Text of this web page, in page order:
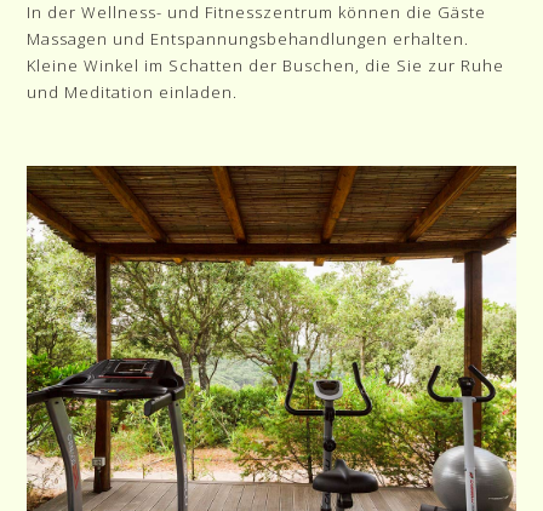
In der Wellness- und Fitnesszentrum können die Gäste
Massagen und Entspannungsbehandlungen erhalten.
Kleine Winkel im Schatten der Buschen, die Sie zur Ruhe
und Meditation einladen.